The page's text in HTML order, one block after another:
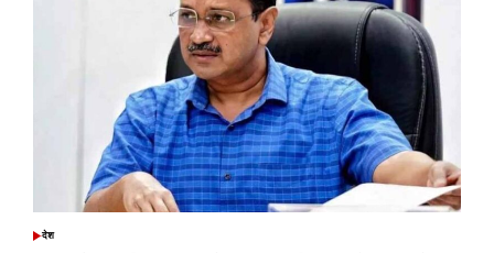
POSTED
देश